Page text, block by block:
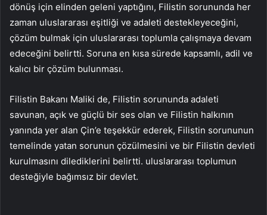
dönüş için elinden geleni yaptığını, Filistin sorununda her
zaman uluslararası eşitliği ve adaleti destekleyeceğini,
çözüm bulmak için uluslararası toplumla çalışmaya devam
edeceğini belirtti. Soruna en kısa sürede kapsamlı, adil ve
kalıcı bir çözüm bulunması.
Filistin Bakanı Maliki de, Filistin sorununda adaleti
savunan, açık ve güçlü bir ses olan ve Filistin halkının
yanında yer alan Çin’e teşekkür ederek, Filistin sorununun
temelinde yatan sorunun çözülmesini ve bir Filistin devleti
kurulmasını dilediklerini belirtti. uluslararası toplumun
desteğiyle bağımsız bir devlet.